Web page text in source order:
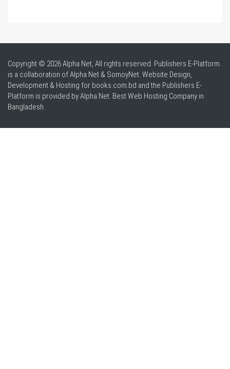
Copyright © 2026 Alpha Net, All rights reserved. Publishers E-Platform
is a collaboration of Alpha Net & SomoyNet. Website Design,
Development & Hosting for books.com.bd and the Publishers E-
Platform is provided by Alpha Net. BestWeb Hosting Company in
Bangladesh.